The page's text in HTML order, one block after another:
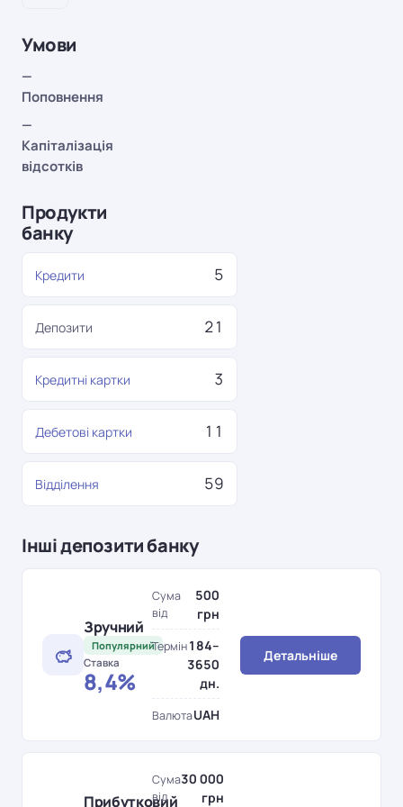
Умови
—
Поповнення
—
Капіталізація
відсотків
Продукти
банку
Кредити 5
Депозити 21
Кредитні картки 3
Дебетові картки 11
Відділення 59
Інші депозити банку
Зручний
Популярний
Ставка
8,4%
Сума
від
500
грн
Термін184–
3650
дн.
ВалютаUAH
Детальніше
Прибутковий
Сума
від
30 000
грн